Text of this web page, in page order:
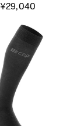
¥29,040